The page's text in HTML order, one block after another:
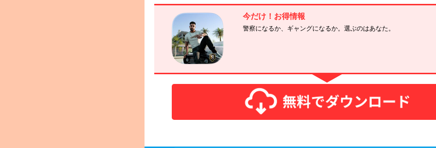
今だけ！お得情報
警察になるか、ギャングになるか。選ぶのはあなた。